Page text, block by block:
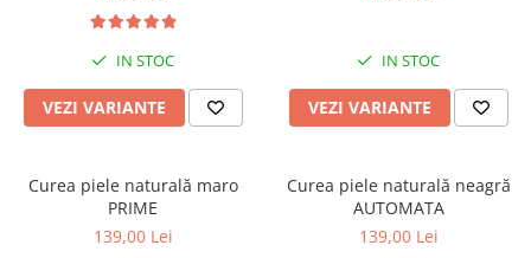
IN STOC
VEZI VARIANTE
IN STOC
VEZI VARIANTE
Curea piele naturală maro
PRIME
139,00 Lei
Curea piele naturală neagră
AUTOMATA
139,00 Lei